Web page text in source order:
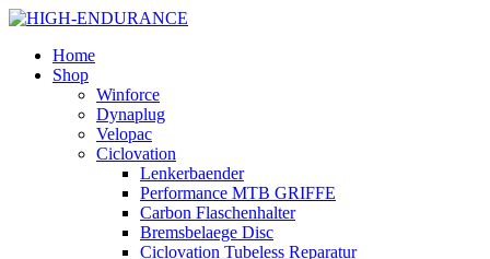
Home
Shop
Winforce
Dynaplug
Velopac
Ciclovation
Lenkerbaender
Performance MTB GRIFFE
Carbon Flaschenhalter
Bremsbelaege Disc
Ciclovation Tubeless Reparatur